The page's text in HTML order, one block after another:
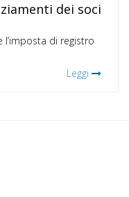
dei soci
l’imposta di registro
Leggi